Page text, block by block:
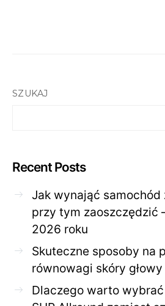
SZUKAJ
Recent Posts
Jak wynająć samochód
przy tym zaoszczędzić
2026 roku
Skuteczne sposoby na
równowagi skóry głowy
Dlaczego warto